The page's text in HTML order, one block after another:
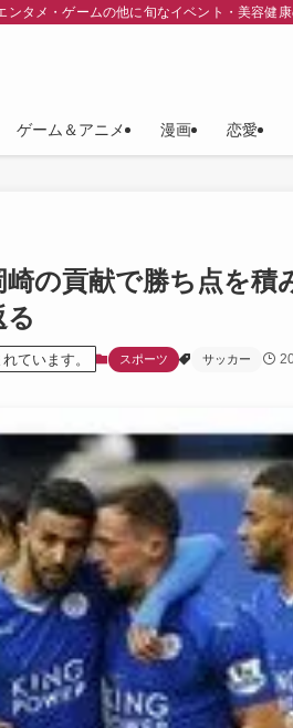
タメ・ゲームの他に旬なイベント・美容健康
ゲーム＆アニメ 漫画 恋愛
の貢献で勝ち点を積
る
ています。 スポーツ サッカー